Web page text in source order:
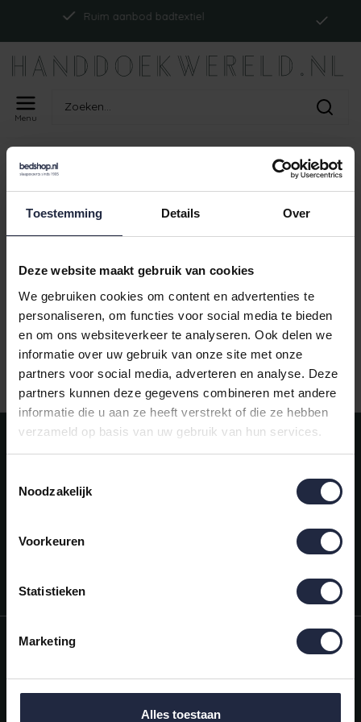
Toestemming Details Over
Deze website maakt gebruik van cookies
We gebruiken cookies om content en advertenties te
personaliseren, om functies voor social media te bieden
en om ons websiteverkeer te analyseren. Ook delen we
informatie over uw gebruik van onze site met onze
partners voor social media, adverteren en analyse. Deze
partners kunnen deze gegevens combineren met andere
informatie die u aan ze heeft verstrekt of die ze hebben
verzameld op basis van uw gebruik van hun services.
Noodzakelijk
Voorkeuren
Statistieken
Marketing
Alles toestaan
Ruim aanbod badtextiel
Menu
Home Tags ism_abyssdouble_pink lady
PRODUCTEN GETAGD MET
ISM_ABYSSDOUBLE_PINK
LADY
Geen producten gevonden!
Meld je aan voor onze nieuwsbrief!
retourneer een artikel.
We helpen je graag. Neem contact op met onze klantenservice.
Informatie